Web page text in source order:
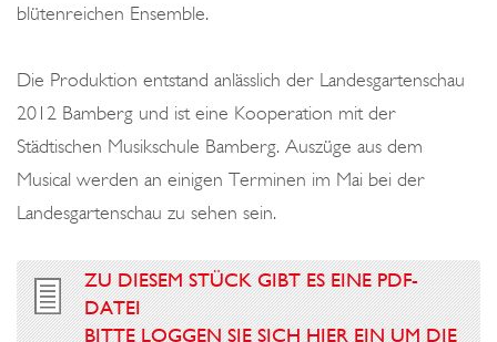
blütenreichen Ensemble.
Die Produktion entstand anlässlich der Landesgartenschau
2012 Bamberg und ist eine Kooperation mit der
Städtischen Musikschule Bamberg. Auszüge aus dem
Musical werden an einigen Terminen im Mai bei der
Landesgartenschau zu sehen sein.
ZU DIESEM STÜCK GIBT ES EINE PDF-
DATEI
BITTE LOGGEN SIE SICH HIER EIN UM DIE